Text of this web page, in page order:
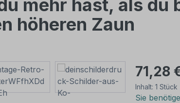
mehr hast, als du
höheren Zaun
71,28
Inhalt: 1 Stück
Sie